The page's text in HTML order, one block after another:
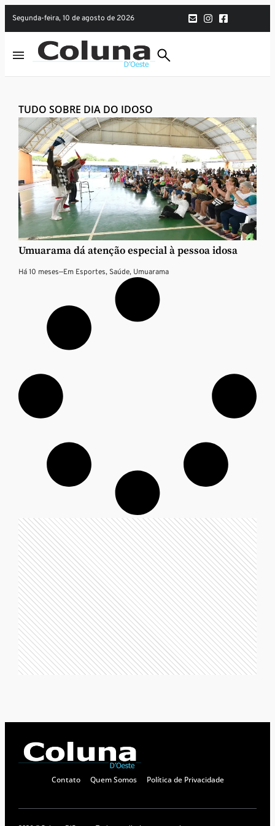
segunda-feira, 10 de agosto de 2026
TUDO SOBRE DIA DO IDOSO
Umuarama dá atenção especial à pessoa idosa
Há 10 meses—Em Esportes, Saúde, Umuarama
Contato Quem Somos Política de Privacidade